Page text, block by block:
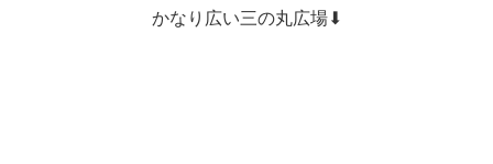
かなり広い三の丸広場⬇︎